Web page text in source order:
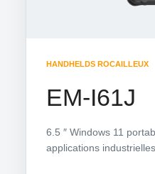
HANDHELDS ROCAILLEUX
EM-I61J
6.5 ″ Windows 11
applications